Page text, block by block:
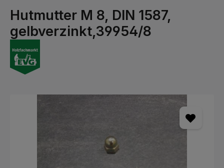
Hutmutter M 8, DIN 1587,
gelbverzinkt,39954/8